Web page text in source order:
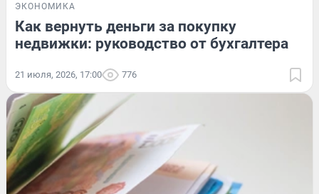
ЭКОНОМИКА
Как вернуть деньги за покупку
недвижки: руководство от бухгалтера
21 июля, 2026, 17:00 776